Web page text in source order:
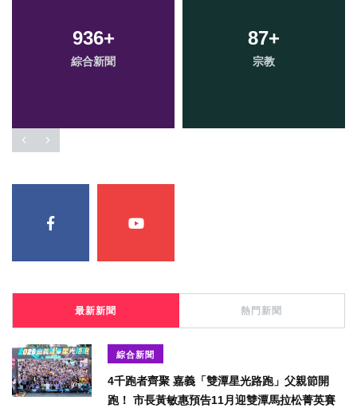
936+
綜合新聞
87+
宗教
最新新聞 熱門新聞
綜合新聞
4千跑者齊聚 嘉義「雙潭星光路跑」父親節開
跑！ 市長黃敏惠預告11月迎雙潭馬拉松菁英賽